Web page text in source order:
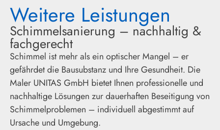
Weitere Leistungen
Schimmelsanierung – nachhaltig &
fachgerecht
Schimmel ist mehr als ein optischer Mangel – er
gefährdet die Bausubstanz und Ihre Gesundheit. Die
Maler UNITAS GmbH bietet Ihnen professionelle und
nachhaltige Lösungen zur dauerhaften Beseitigung von
Schimmelproblemen – individuell abgestimmt auf
Ursache und Umgebung.